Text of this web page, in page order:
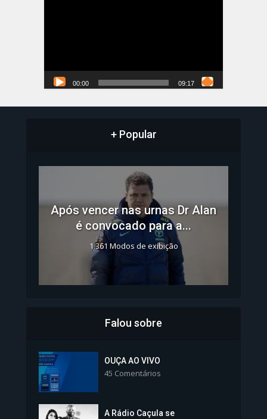
00:00 09:17
+ Popular
Após vencer nas urnas Dr Alan
é convocado para a...
1.361 Modos de exibição
Colégios da Polícia...
Falou sobre
OUÇA AO VIVO
45 Comentários
A Rádio Caçula se